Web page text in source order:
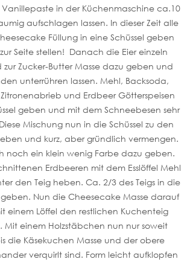
Vanillepaste in der Küchenmaschine ca.10
aufschlagen lassen. In dieser Zeit alle
Füllung in eine Schüssel geben
Seite stellen! Danach die Eier einzeln
Zucker-Butter Masse dazu geben und
unterrühren lassen. Mehl, Backsoda,
und Erdbeer Götterspeisen
geben und mit dem Schneebesen sehr
Mischung nun in die Schüssel zu den
und kurz, aber gründlich vermengen.
noch ein klein wenig Farbe dazu geben.
Erdbeeren mit dem Esslöffel Mehl
den Teig heben. Ca. 2/3 des Teigs in die
Nun die Cheesecake Masse darauf
einem Löffel den restlichen Kuchenteig
einem Holzstäbchen nun nur soweit
die Käsekuchen Masse und der obere
verquirlt sind. Form leicht aufklopfen